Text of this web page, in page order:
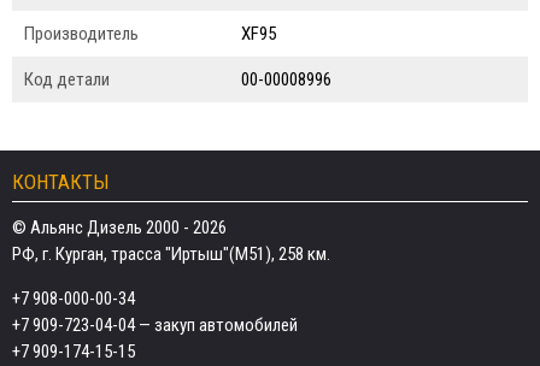
Производитель XF95
Код детали 00-00008996
КОНТАКТЫ
© Альянс Дизель 2000 - 2026
РФ, г. Курган, трасса "Иртыш"(М51), 258 км.
+7 908-000-00-34
+7 909-723-04-04— закуп автомобилей
+7 909-174-15-15